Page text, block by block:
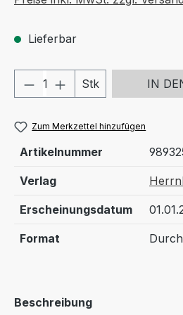
Lieferbar
Produkt Anzahl: Gib
Stk IN
Zum Merkzettel hinzufügen
Artikelnummer
Verlag
Erscheinungsdatum
Format
Beschreibung